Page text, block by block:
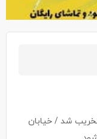
شد / خیابان